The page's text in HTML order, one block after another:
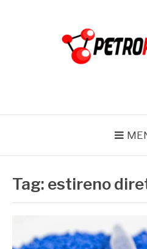
Tag: estireno